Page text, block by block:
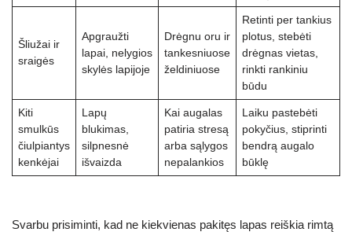
Šliužai ir
sraigės
Apgraužti
lapai, nelygios
skylės lapijoje
Drėgnu oru ir
tankesniuose
želdiniuose
Retinti per tankius
plotus, stebėti
drėgnas vietas,
rinkti rankiniu
būdu
Kiti
smulkūs
čiulpiantys
kenkėjai
Lapų
blukimas,
silpnesnė
išvaizda
Kai augalas
patiria stresą
arba sąlygos
nepalankios
Laiku pastebėti
pokyčius, stiprinti
bendrą augalo
būklę
Svarbu prisiminti, kad ne kiekvienas pakitęs lapas reiškia rimtą